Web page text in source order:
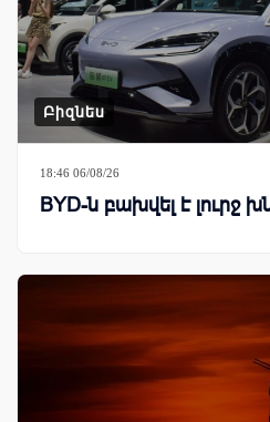
Բիզնես
18:46 06/08/26
BYD-ն բախվել է լուրջ